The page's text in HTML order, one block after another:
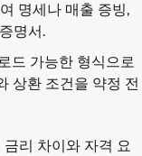
명세나 매출 증빙,
명서.
드 가능한 형식으로
상환 조건을 약정 전
리 차이와 자격 요